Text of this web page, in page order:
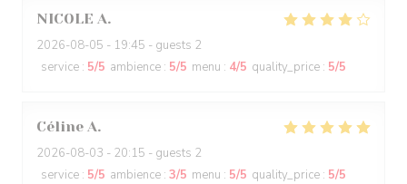
NICOLE A
2026-08-05 - 19:45 - guests 2
service : 5/5 ambience : 5/5 menu : 4/5 quality_price : 5/5
Céline A
2026-08-03 - 20:15 - guests 2
service : 5/5 ambience : 3/5 menu : 5/5 quality_price : 5/5